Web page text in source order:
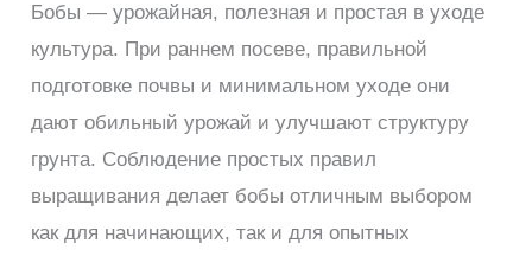
Бобы — урожайная, полезная и простая в уходе
культура. При раннем посеве, правильной
подготовке почвы и минимальном уходе они
дают обильный урожай и улучшают структуру
грунта. Соблюдение простых правил
выращивания делает бобы отличным выбором
как для начинающих, так и для опытных